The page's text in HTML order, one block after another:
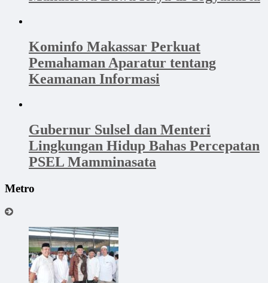
Kominfo Makassar Perkuat
Pemahaman Aparatur tentang
Keamanan Informasi
Gubernur Sulsel dan Menteri
Lingkungan Hidup Bahas Percepatan
PSEL Mamminasata
Metro